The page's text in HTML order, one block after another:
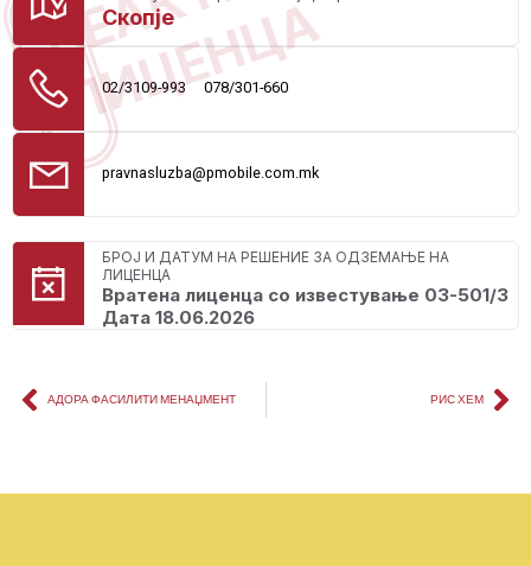
Скопје
02/3109-993 078/301-660
pravnasluzba@pmobile.com.mk
БРОЈ И ДАТУМ НА РЕШЕНИЕ ЗА ОДЗЕМАЊЕ НА
ЛИЦЕНЦА
Вратена лиценца со известување 03-501/3
Дата 18.06.2026
ЛИЦЕНЦА
АДОРА ФАСИЛИТИ МЕНАЏМЕНТ РИС ХЕМ